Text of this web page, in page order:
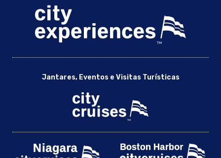
Jantares, Eventos e Visitas Turísticas